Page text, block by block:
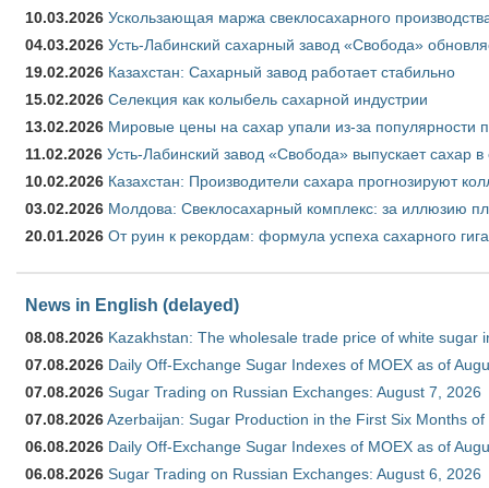
10.03.2026 Ускользающая маржа свеклосахарного
04.03.2026 Усть-Лабинский сахарный завод «Свобода»
19.02.2026 Казахстан: Сахарный завод работает стабильно
15.02.2026 Селекция как колыбель сахарной индустрии
13.02.2026 Мировые цены на сахар упали из-за популярности
11.02.2026 Усть-Лабинский завод «Свобода» выпускает сахар в
10.02.2026 Казахстан: Производители сахара прогнозируют
03.02.2026 Молдова: Свеклосахарный комплекс: за иллюзию
20.01.2026 От руин к рекордам: формула успеха сахарного
News in English (delayed)
08.08.2026 Kazakhstan: The wholesale trade price of white sugar
07.08.2026 Daily Off-Exchange Sugar Indexes of MOEX as of
07.08.2026 Sugar Trading on Russian Exchanges: August 7, 2026
07.08.2026Azerbaijan: Sugar Production in the First Six Months of
06.08.2026 Daily Off-Exchange Sugar Indexes of MOEX as of
06.08.2026 Sugar Trading on Russian Exchanges: August 6, 2026